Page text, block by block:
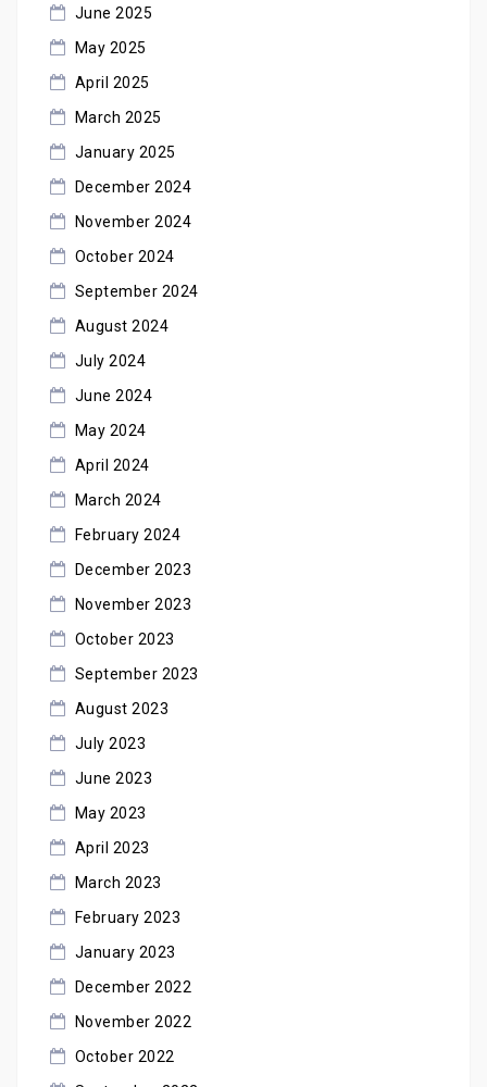
June 2025
May 2025
April 2025
March 2025
January 2025
December 2024
November 2024
October 2024
September 2024
August 2024
July 2024
June 2024
May 2024
April 2024
March 2024
February 2024
December 2023
November 2023
October 2023
September 2023
August 2023
July 2023
June 2023
May 2023
April 2023
March 2023
February 2023
January 2023
December 2022
November 2022
October 2022